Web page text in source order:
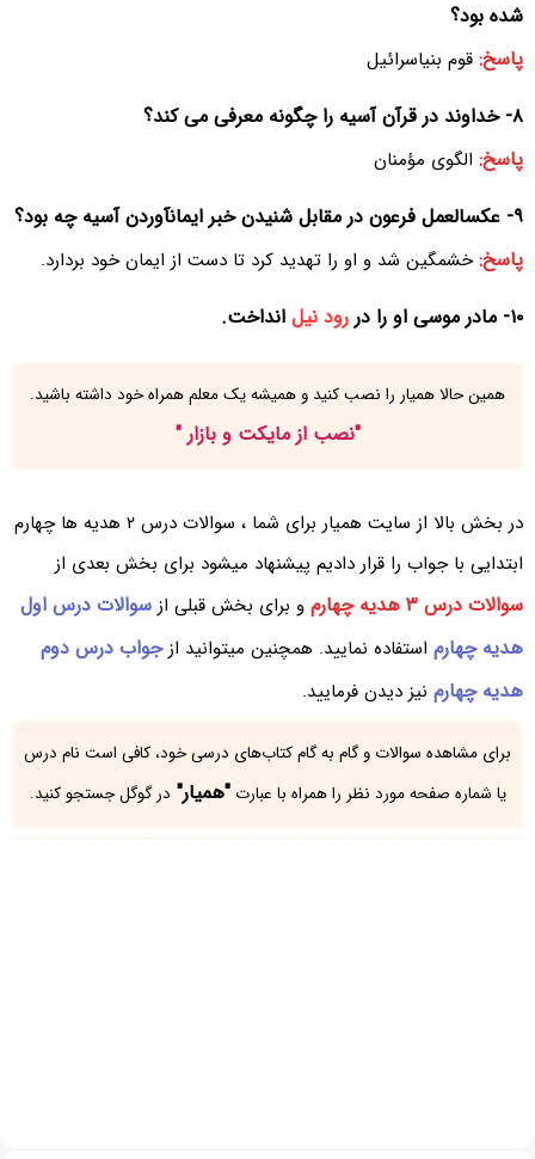
شده بود؟
پاسخ: قوم بنیاسرائیل
۸- خداوند در قرآن آسیه را چگونه معرفی می کند؟
پاسخ: الگوی مؤمنان
۹- عکسالعمل فرعون در مقابل شنیدن خبر ایمانآوردن آسیه چه بود؟
پاسخ:خشمگین شد و او را تهدید کرد تا دست از ایمان خود بردارد.
۱۰- مادر موسی او را در رود نیل انداخت.
همین حالا همیار را نصب کنید و همیشه یک معلم همراه خود داشته باشید.
"نصب از مایکت و بازار "
در بخش بالا از سایت همیار برای شما ، سوالات درس ۲ هدیه ها چهارم
ابتدایی با جواب را قرار دادیم پیشنهاد میشود برای بخش بعدی از
سوالات درس ۳ هدیه چهارم و برای بخش قبلی از سوالات درس اول
هدیه چهارم استفاده نمایید. همچنین میتوانید ازجواب درس دوم
هدیه چهارم نیز دیدن فرمایید.
برای مشاهده سوالات و گام به گام کتاب‌های درسی خود، کافی است نام درس
یا شماره صفحه مورد نظر را همراه با عبارت"همیار" در گوگل جستجو کنید.